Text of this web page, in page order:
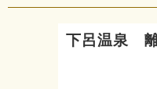
下呂温泉